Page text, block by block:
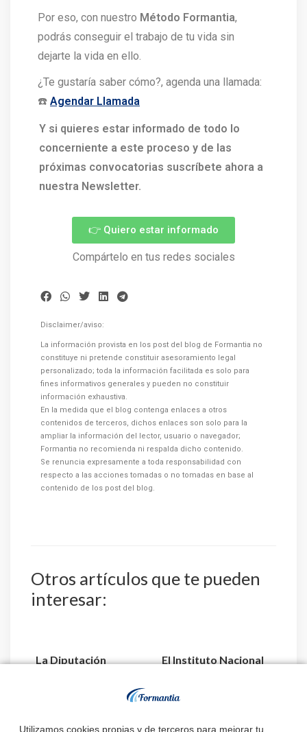
Utilizamos cookies propias y de terceros para mejorar tu
Por eso, con nuestro Método Formantia,
podrás conseguir el trabajo de tu vida sin
dejarte la vida en ello.
¿Te gustaría saber cómo?, agenda una llamada:
☎️ Agendar Llamada
Y si quieres estar informado de todo lo
concerniente a este proceso y de las
próximas convocatorias suscríbete ahora a
nuestra Newsletter.
👉 Quiero estar informado
Compártelo en tus redes sociales
Disclaimer/aviso:
La información provista en los post del blog de Formantia no
constituye ni pretende constituir asesoramiento legal
personalizado; toda la información facilitada es solo para
fines informativos generales y pueden no constituir
información exhaustiva.
En la medida que el blog contenga enlaces a otros
contenidos de terceros, dichos enlaces son solo para la
ampliar la información del lector, usuario o navegador;
Formantia no recomienda ni respalda dicho contenido.
Se renuncia expresamente a toda responsabilidad con
respecto a las acciones tomadas o no tomadas en base al
contenido de los post del blog.
Otros artículos que te pueden
interesar:
La Diputación
Valladolid convoca 3
El Instituto Nacional